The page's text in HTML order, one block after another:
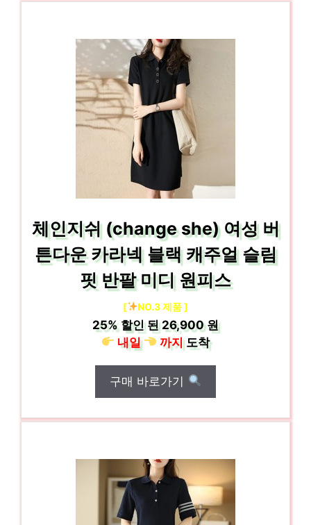
체인지쉬 (change she) 여성 버
튼다운 카라넥 블랙 캐주얼 슬림
핏 반팔 미디 원피스
[ NO.3 제품 ]
25% 할인 된26,900 원
내일
까지도착
구매 바로가기